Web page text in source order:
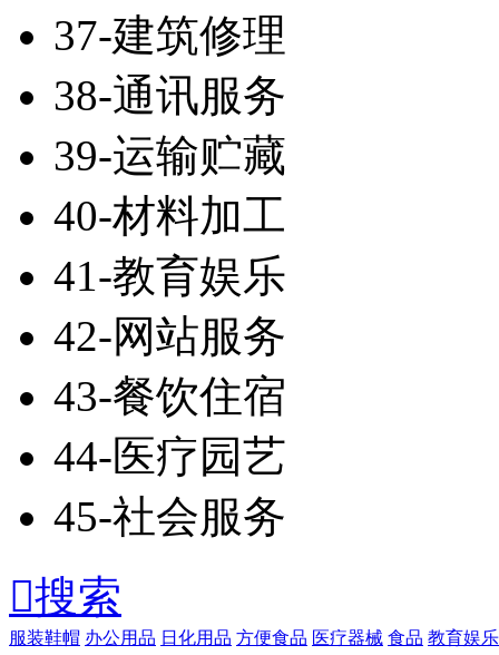
37-建筑修理
38-通讯服务
39-运输贮藏
40-材料加工
41-教育娱乐
42-网站服务
43-餐饮住宿
44-医疗园艺
45-社会服务
搜索
服装鞋帽 办公用品 日化用品 方便食品 医疗器械 食品 教育娱乐